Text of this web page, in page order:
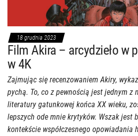
18 grudnia 2023
Film Akira – arcydzieło w
w 4K
Zajmując się recenzowaniem Akiry,
pychą. To, co z pewnością jest jednym z
literatury gatunkowej końca XX wieku,
lepszych ode mnie krytyków. Wszak jest
kontekście współczesnego opowiadania